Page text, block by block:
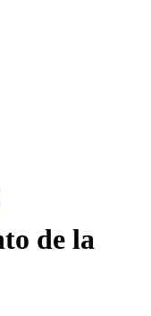
de la